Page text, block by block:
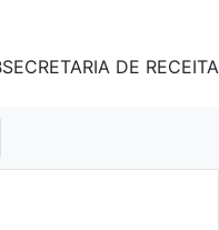
DE RECEITA